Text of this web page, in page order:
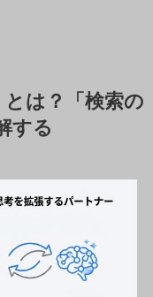
は？「検索の
する